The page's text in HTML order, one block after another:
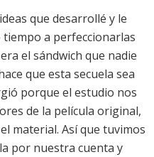
que desarrollé y le
a perfeccionarlas
el sándwich que nadie
que esta secuela sea
porque el estudio nos
de la película original,
material. Así que tuvimos
por nuestra cuenta y